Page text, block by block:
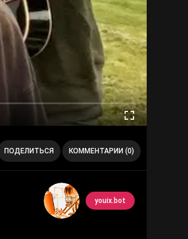
ПОДЕЛИТЬСЯ КОММЕНТАРИИ (0)
youix.bot